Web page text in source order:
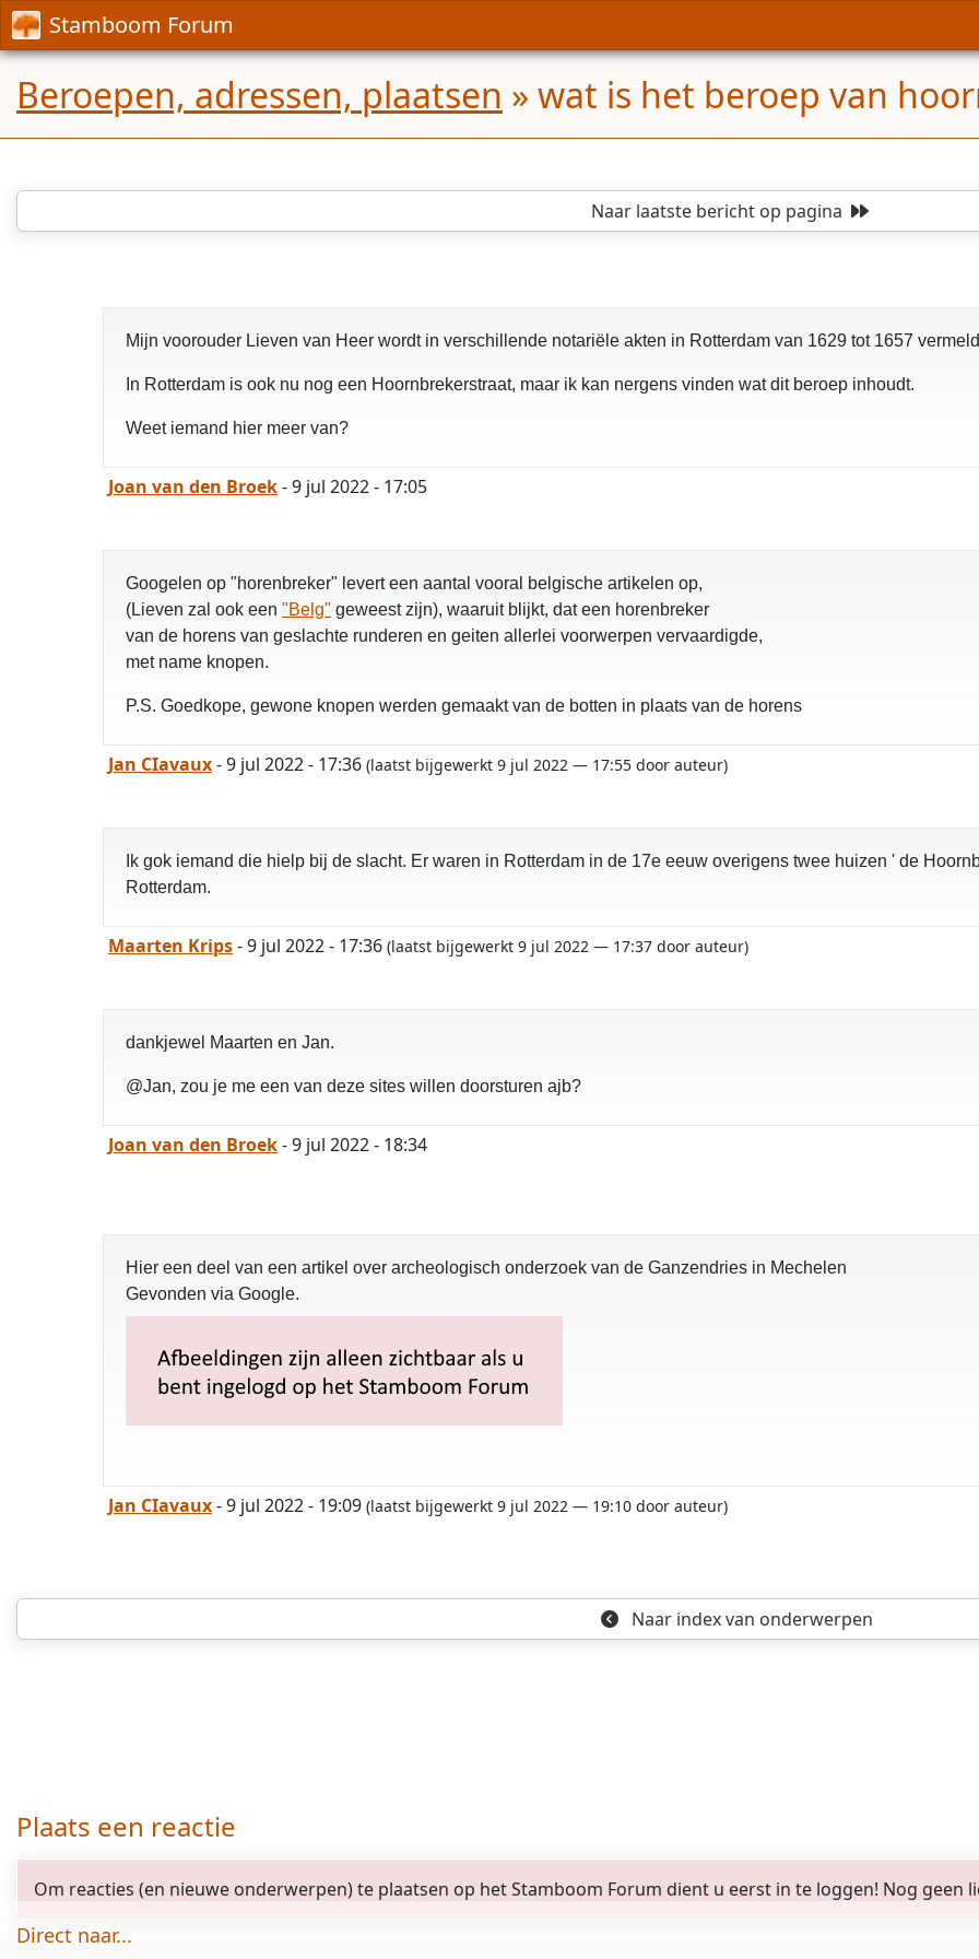
Stamboom Forum
Beroepen, adressen, plaatsen » wat is het beroep van
Naar laatste berichtop pagina
Mijn voorouder Lieven van Heer wordt in verschillende notariële akten in Rotterdam van 1629 tot 1657
In Rotterdam is ook nu nog een Hoornbrekerstraat, maar ik kan nergens vinden wat dit beroep inhoudt.
Weet iemand hier meer van?
Joan van den Broek- 9 jul 2022 - 17:05
Googelen op "horenbreker" levert een aantal vooral belgische artikelen op,
(Lieven zal ook een "Belg" geweest zijn), waaruit blijkt, dat een horenbreker
van de horens van geslachte runderen en geiten allerlei voorwerpen vervaardigde,
met name knopen.
P.S. Goedkope, gewone knopen werden gemaakt van de botten in plaats van de horens
Jan CIavaux- 9 jul 2022 - 17:36 (laatst bijgewerkt 9 jul 2022 — 17:55 door auteur)
Ik gok iemand die hielp bij de slacht. Er waren in Rotterdam in de 17e eeuw overigens twee huizen ' de
Rotterdam.
Maarten Krips- 9 jul 2022 - 17:36 (laatst bijgewerkt 9 jul 2022 — 17:37 door auteur)
dankjewel Maarten en Jan.
@Jan, zou je me een van deze sites willen doorsturen ajb?
Joan van den Broek- 9 jul 2022 - 18:34
Hier een deel van een artikel over archeologisch onderzoek van de Ganzendries in Mechelen
Gevonden via Google.
Jan CIavaux- 9 jul 2022 - 19:09 (laatst bijgewerkt 9 jul 2022 — 19:10 door auteur)
Naar indexvan onderwerpen
Plaats een reactie
Om reacties (en nieuwe onderwerpen) te plaatsen op het Stamboom Forum dient u eerst in te loggen! Nog geen
Direct naar...